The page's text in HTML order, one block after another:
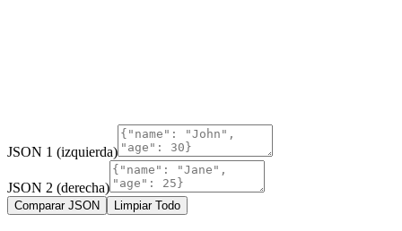
JSON 1 (izquierda)
JSON 2 (derecha)
Comparar JSON Limpiar Todo